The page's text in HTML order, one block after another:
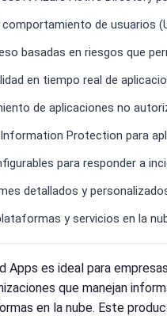
de usuarios
basadas en riesgos que
en tiempo real de
de aplicaciones no
Protection para
para responder a
detallados y
y servicios en la
es ideal para
que manejan
en la nube. Este